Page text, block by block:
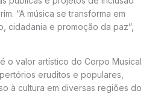
“A música se transforma em
cidadania e promoção da paz”,
o valor artístico do Corpo Musical
eruditos e populares,
à cultura em diversas regiões do